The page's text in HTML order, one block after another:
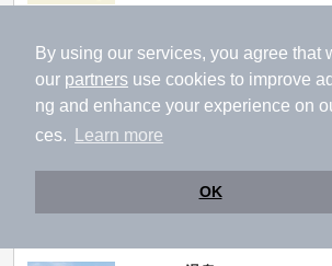
By using our services, you agree that
our partners use cookies to improve
ng and enhance your experience on
ces.
Learn more
OK
行ってみたい施設に投票してプレ
（全10回開催 / 合計260名様）
日本全国の岩盤浴情報だけをピッ